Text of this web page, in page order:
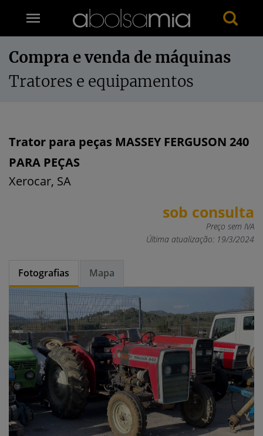
Compra e venda de máquinas
Tratores e equipamentos
Trator para peças MASSEY FERGUSON 240
PARA PEÇAS
Xerocar, SA
sob consulta
Preço sem IVA
Última atualização: 19/3/2024
Fotografias Mapa